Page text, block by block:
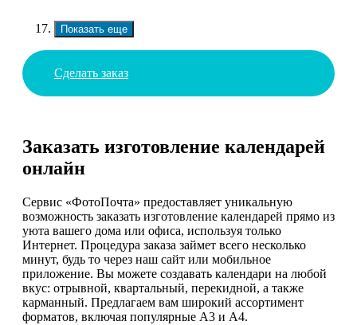
Показать еще
Сделать заказ
Заказать изготовление календарей
онлайн
Сервис «ФотоПочта» предоставляет уникальную
возможность заказать изготовление календарей прямо из
уюта вашего дома или офиса, используя только
Интернет. Процедура заказа займет всего несколько
минут, будь то через наш сайт или мобильное
приложение. Вы можете создавать календари на любой
вкус: отрывной, квартальный, перекидной, а также
карманный. Предлагаем вам широкий ассортимент
форматов, включая популярные А3 и А4.